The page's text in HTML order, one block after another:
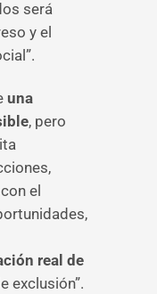
será
y el
una
, pero
el
real de
exclusión”.